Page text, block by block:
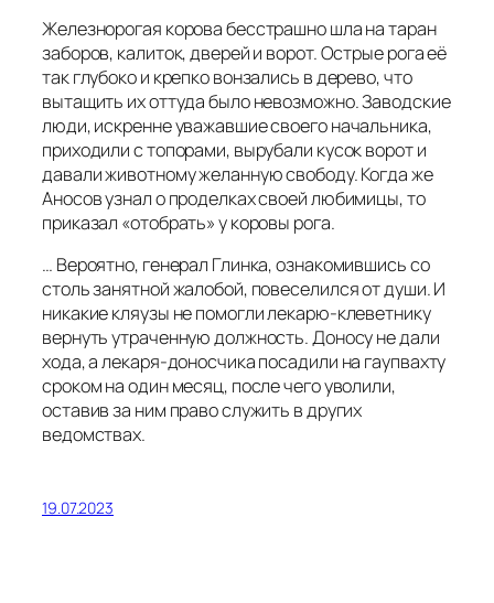
Железнорогая корова бесстрашно шла на таран
заборов, калиток, дверей и ворот. Острые рога её
так глубоко и крепко вонзались в дерево, что
вытащить их оттуда было невозможно. Заводские
люди, искренне уважавшие своего начальника,
приходили с топорами, вырубали кусок ворот и
давали животному желанную свободу. Когда же
Аносов узнал о проделках своей любимицы, то
приказал «отобрать» у коровы рога.
… Вероятно, генерал Глинка, ознакомившись со
столь занятной жалобой, повеселился от души. И
никакие кляузы не помогли лекарю-клеветнику
вернуть утраченную должность. Доносу не дали
хода, а лекаря-доносчика посадили на гаупвахту
сроком на один месяц, после чего уволили,
оставив за ним право служить в других
ведомствах.
19.07.2023